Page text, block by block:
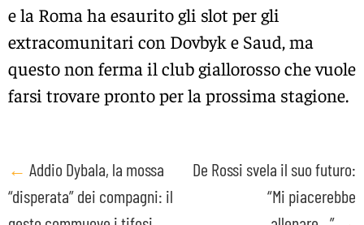
e la Roma ha esaurito gli slot per gli
extracomunitari con Dovbyk e Saud, ma
questo non ferma il club giallorosso che vuole
farsi trovare pronto per la prossima stagione.
Post
navigation
← Addio Dybala, la mossa
“disperata” dei compagni: il
De Rossi svela il suo futuro:
“Mi piacerebbe